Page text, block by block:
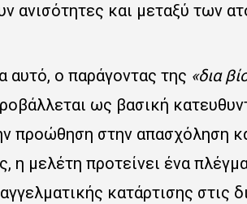
ανισότητες και μεταξύ των
αυτό, ο παράγοντας της «δια
ως βασική
προώθηση στην απασχόληση
η μελέτη προτείνει ένα
κατάρτισης στις